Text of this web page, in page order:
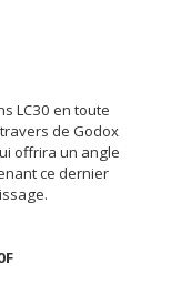
LC30 en toute
de Godox
offrira un angle
ce dernier